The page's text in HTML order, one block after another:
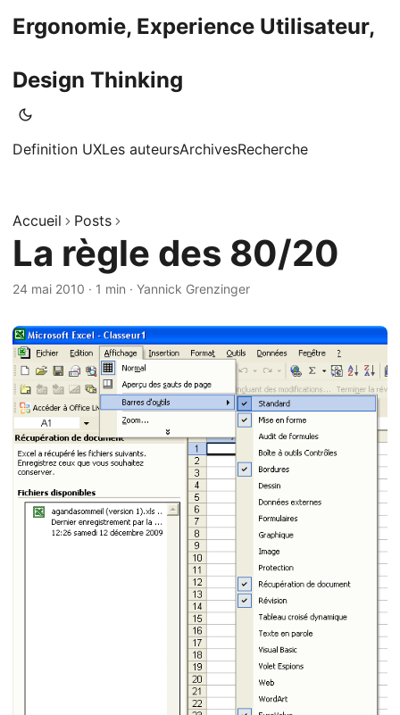
Ergonomie, Experience Utilisateur,
Design Thinking
Definition UXLes auteursArchivesRecherche
Accueil Posts
La règle des 80/20
24 mai 2010 · 1 min · Yannick Grenzinger